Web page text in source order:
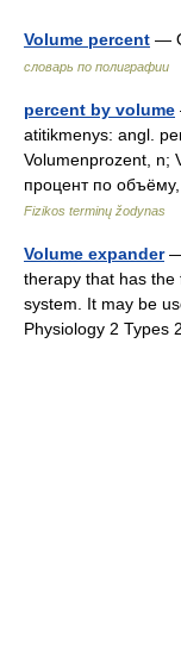
Volume percent —
словарь по полиграфии
percent by volume
atitikmenys: angl.
Volumenprozent, n;
процент по
Fizikos terminų žodynas
Volume expander—
therapy that has
system. It may be
Physiology 2